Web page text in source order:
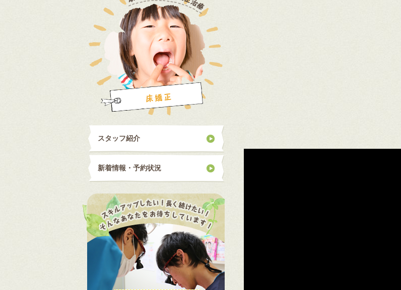
スタッフ紹介
新着情報・予約状況